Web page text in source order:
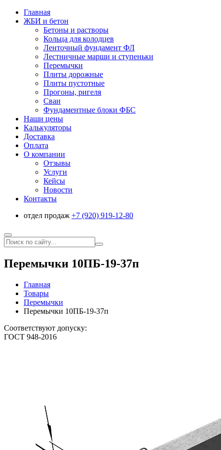
Главная
ЖБИ и бетон
Бетоны и растворы
Кольца для колодцев
Ленточный фундамент ФЛ
Лестничные марши и ступеньки
Перемычки
Плиты дорожные
Плиты пустотные
Прогоны, ригеля
Сваи
Фундаментные блоки ФБС
Наши цены
Калькуляторы
Доставка
Оплата
О компании
Отзывы
Услуги
Кейсы
Новости
Контакты
отдел продаж +7 (920) 919-12-80
Перемычки 10ПБ-19-37п
Главная
Товары
Перемычки
Перемычки 10ПБ-19-37п
Соответствуют допуску:
ГОСТ 948-2016